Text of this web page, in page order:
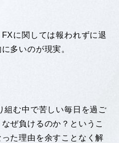
に関しては報われずに退
多いのが現実。
組む中で苦しい毎日を過ご
ぜ負けるのか？というこ
た理由を余すことなく解